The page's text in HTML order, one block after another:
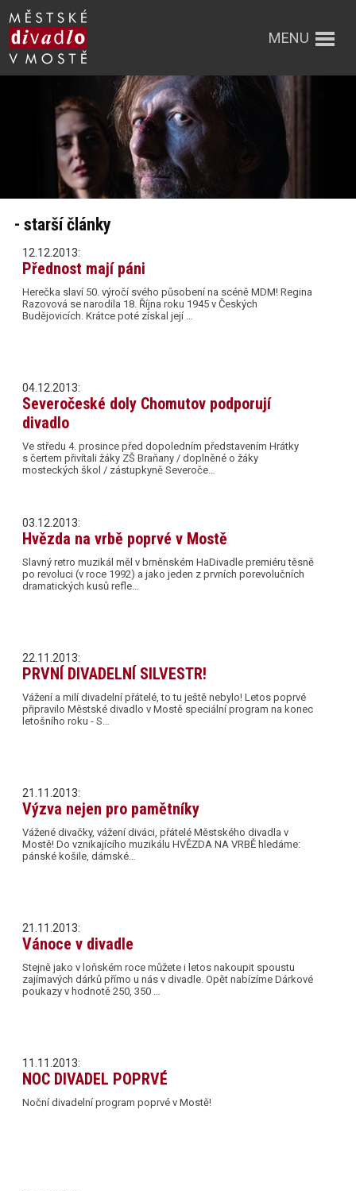
MENU
- starší články
12.12.2013:
Přednost mají páni
Herečka slaví 50. výročí svého působení na scéně MDM! Regina
Razovová se narodila 18. Října roku 1945 v Českých
Budějovicích. Krátce poté získal její …
04.12.2013:
Severočeské doly Chomutov podporují
divadlo
Ve středu 4. prosince před dopoledním představením Hrátky
s čertem přivítali žáky ZŠ Braňany / doplněné o žáky
mosteckých škol / zástupkyně Severoče…
03.12.2013:
Hvězda na vrbě poprvé v Mostě
Slavný retro muzikál měl v brněnském HaDivadle premiéru těsně
po revoluci (v roce 1992) a jako jeden z prvních porevolučních
dramatických kusů refle…
22.11.2013:
PRVNÍ DIVADELNÍ SILVESTR!
Vážení a milí divadelní přátelé, to tu ještě nebylo! Letos poprvé
připravilo Městské divadlo v Mostě speciální program na konec
letošního roku - S…
21.11.2013:
Výzva nejen pro pamětníky
Vážené divačky, vážení diváci, přátelé Městského divadla v
Mostě! Do vznikajícího muzikálu HVĚZDA NA VRBĚ hledáme:
pánské košile, dámské…
21.11.2013:
Vánoce v divadle
Stejně jako v loňském roce můžete i letos nakoupit spoustu
zajímavých dárků přímo u nás v divadle. Opět nabízíme Dárkové
poukazy v hodnotě 250, 350 …
11.11.2013:
NOC DIVADEL POPRVÉ
Noční divadelní program poprvé v Mostě!